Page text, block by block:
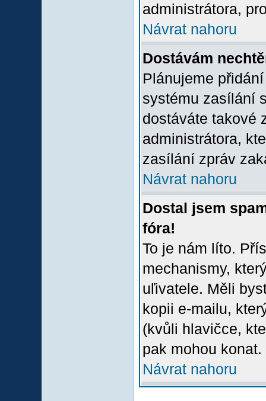
administrátora,
Návrat nahoru
Dostávám
Plánujeme
systému zasílání
dostáváte takové
administrátora,
zasílání zpráv
Návrat nahoru
Dostal jsem
fóra!
To je nám líto.
mechanismy,
uľivatele. Měli
kopii e-mailu,
(kvůli hlavičce,
pak mohou konat.
Návrat nahoru